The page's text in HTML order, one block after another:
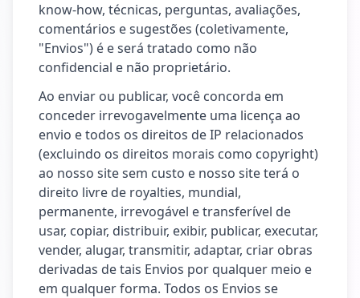
know-how, técnicas, perguntas, avaliações,
comentários e sugestões (coletivamente,
"Envios") é e será tratado como não
confidencial e não proprietário.
Ao enviar ou publicar, você concorda em
conceder irrevogavelmente uma licença ao
envio e todos os direitos de IP relacionados
(excluindo os direitos morais como copyright)
ao nosso site sem custo e nosso site terá o
direito livre de royalties, mundial,
permanente, irrevogável e transferível de
usar, copiar, distribuir, exibir, publicar, executar,
vender, alugar, transmitir, adaptar, criar obras
derivadas de tais Envios por qualquer meio e
em qualquer forma. Todos os Envios se